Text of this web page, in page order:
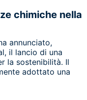
chimiche nella
annunciato,
il lancio di una
la sostenibilità. Il
adottato una